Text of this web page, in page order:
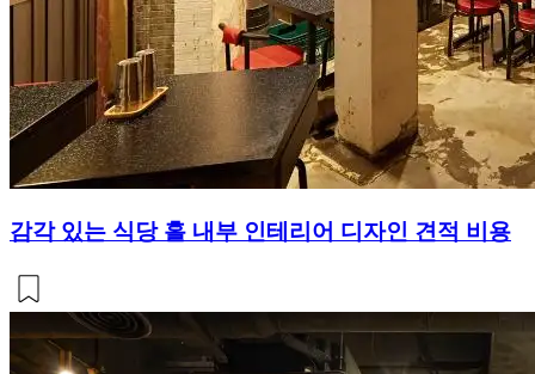
감각 있는 식당 홀 내부 인테리어 디자인 견적 비용